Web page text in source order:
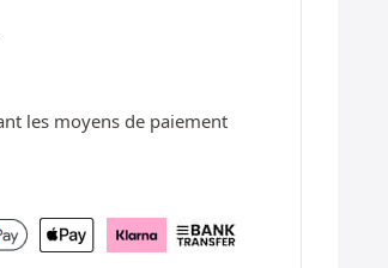
les moyens de paiement